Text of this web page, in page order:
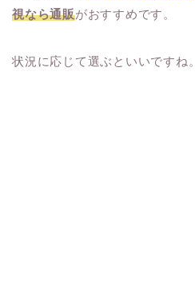
視なら通販がおすすめです。
状況に応じて選ぶといいですね。